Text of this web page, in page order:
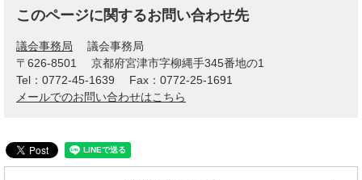
このページに関するお問い合わせ先
議会事務局
議会事務局
〒626-8501
京都府宮津市字柳縄手345番地の1
Tel：0772-45-1639
Fax：0772-25-1691
メールでのお問い合わせはこちら